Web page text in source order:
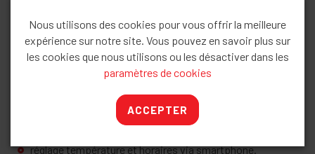
nettoyage simplifié
maintenance plus rapide.
Application smartphone
Compatible avec la “Universal Gateway” Palazzetti :
contrôle à distance
réglage température et horaires via smartphone.
Nous utilisons des cookies pour vous offrir la meilleure
expérience sur notre site. Vous pouvez en savoir plus sur
les cookies que nous utilisons ou les désactiver dans les
paramètres de cookies
ACCEPTER